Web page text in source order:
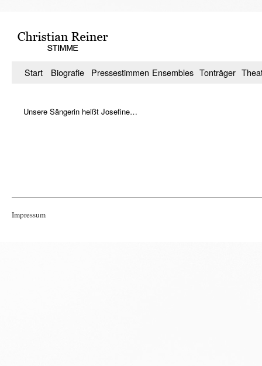
springen
Start Biografie Pressestimmen Ensembles Tonträger
Unsere Sängerin heißt Josefine…
Impressum